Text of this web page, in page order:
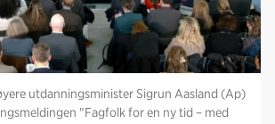
utdanningsminister Sigrun Aasland (Ap)
"Fagfolk for en ny tid – med